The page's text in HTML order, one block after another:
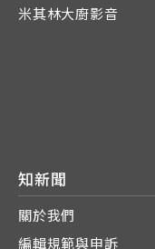
米其林大廚影音
知新聞
關於我們
編輯規範與申訴